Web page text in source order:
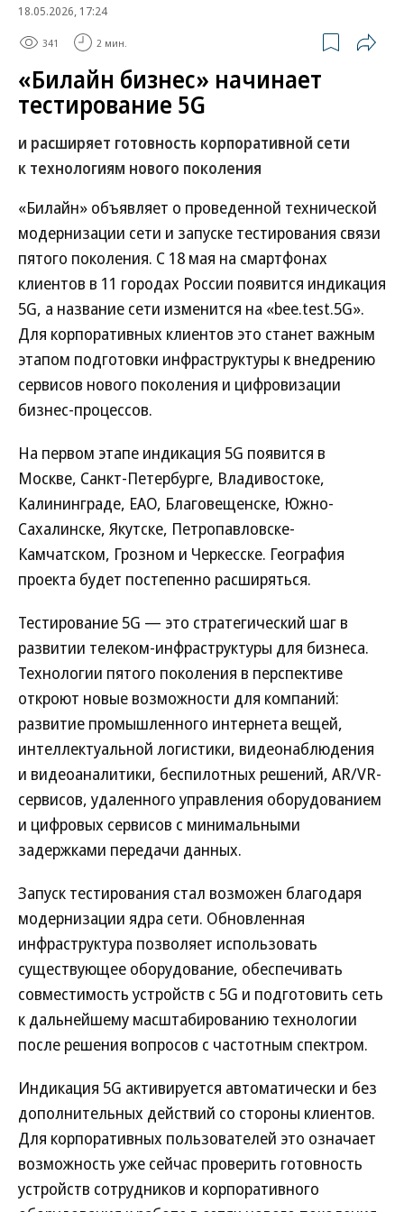
18.05.2026, 17:24
341 2 мин.
«Билайн бизнес» начинает
тестирование 5G
и расширяет готовность корпоративной сети
к технологиям нового поколения
«Билайн» объявляет о проведенной технической
модернизации сети и запуске тестирования связи
пятого поколения. С 18 мая на смартфонах
клиентов в 11 городах России появится индикация
5G, а название сети изменится на «bee.test.5G».
Для корпоративных клиентов это станет важным
этапом подготовки инфраструктуры к внедрению
сервисов нового поколения и цифровизации
бизнес-процессов.
На первом этапе индикация 5G появится в
Москве, Санкт-Петербурге, Владивостоке,
Калининграде, ЕАО, Благовещенске, Южно-
Сахалинске, Якутске, Петропавловске-
Камчатском, Грозном и Черкесске. География
проекта будет постепенно расширяться.
Тестирование 5G — это стратегический шаг в
развитии телеком-инфраструктуры для бизнеса.
Технологии пятого поколения в перспективе
откроют новые возможности для компаний:
развитие промышленного интернета вещей,
интеллектуальной логистики, видеонаблюдения
и видеоаналитики, беспилотных решений, AR/VR-
сервисов, удаленного управления оборудованием
и цифровых сервисов с минимальными
задержками передачи данных.
Запуск тестирования стал возможен благодаря
модернизации ядра сети. Обновленная
инфраструктура позволяет использовать
существующее оборудование, обеспечивать
совместимость устройств с 5G и подготовить сеть
к дальнейшему масштабированию технологии
после решения вопросов с частотным спектром.
Индикация 5G активируется автоматически и без
дополнительных действий со стороны клиентов.
Для корпоративных пользователей это означает
возможность уже сейчас проверить готовность
устройств сотрудников и корпоративного